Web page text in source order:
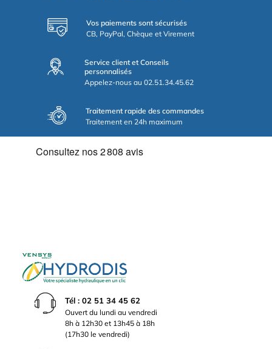
Vos paiements sont sécurisés
CB, PayPal, Chèque et Virement
Service client et Conseils
personnalisés
Appelez-nous au 02.51.34.45.62
Traitement rapide des commandes
Traitement en 24h maximum
Tél : 02 51 34 45 62
Ouvert du lundi au vendredi
8h à 12h30 et 13h45 à 18h
(17h30 le vendredi)